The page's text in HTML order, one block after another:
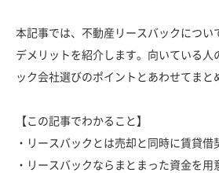
本記事では、不動産リースバックについ
デメリットを紹介します。向いている
ック会社選びのポイントとあわせてまと
【この記事でわかること】
・リースバックとは売却と同時に賃貸
・リースバックならまとまった資金を